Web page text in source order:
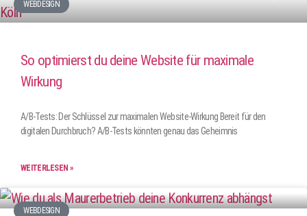
WEBDESIGN
So optimierst du deine Website für maximale
Wirkung
A/B-Tests: Der Schlüssel zur maximalen Website-Wirkung Bereit für den
digitalen Durchbruch? A/B-Tests könnten genau das Geheimnis
WEITERLESEN »
WEBDESIGN